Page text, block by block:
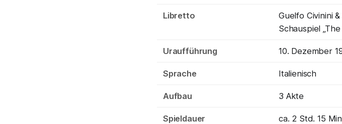
Libretto
Guelfo Civinini
Schauspiel
Uraufführung 10. Dezember
Sprache Italienisch
Aufbau 3 Akte
Spieldauer ca. 2 Std. 15